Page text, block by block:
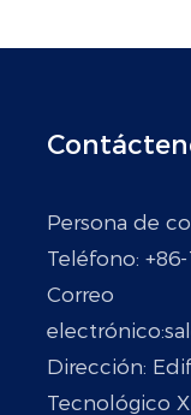
Persona de
Teléfono:
Correo
electrónico:
Dirección:
Tecnológico